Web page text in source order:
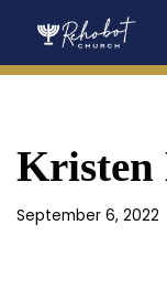
Kristen
September 6, 2022